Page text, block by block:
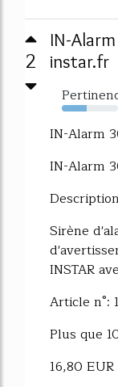
2
IN-
instar.fr
44%
IN-Alarm
IN-Alarm
Sirène
INSTAR
Article n°:
Plus que
16,80